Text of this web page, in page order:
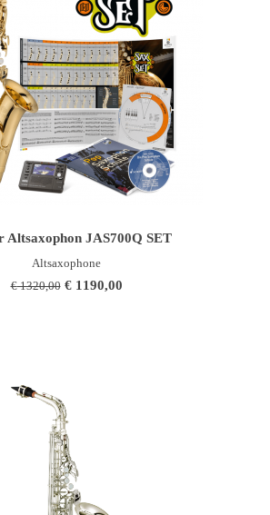
Altsaxophon JAS700Q SET
Altsaxophone
€1320,00 Ursprünglicher
€1190,00Aktueller